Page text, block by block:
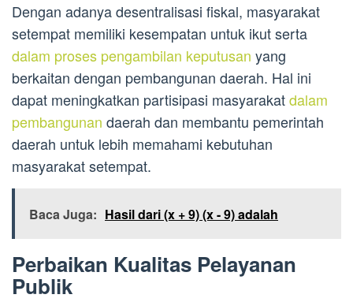
Dengan adanya desentralisasi fiskal, masyarakat
setempat memiliki kesempatan untuk ikut serta
dalam proses pengambilan keputusan yang
berkaitan dengan pembangunan daerah. Hal ini
dapat meningkatkan partisipasi masyarakatdalam
pembangunan daerah dan membantu pemerintah
daerah untuk lebih memahami kebutuhan
masyarakat setempat.
Baca Juga: Hasil dari (x + 9) (x - 9) adalah
Perbaikan Kualitas Pelayanan
Publik